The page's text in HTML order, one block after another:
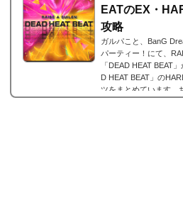
EATのEX・
攻略
ガルパこと、BanG
パーティー！にて、
「DEAD HEAT BEAT
D HEAT BEAT」の
ツをまとめています。